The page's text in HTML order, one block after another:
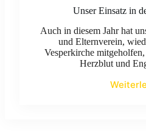
Unser Einsatz in
Auch in diesem Jahr hat
und Elternverein,
Vesperkirche
Herzblut und